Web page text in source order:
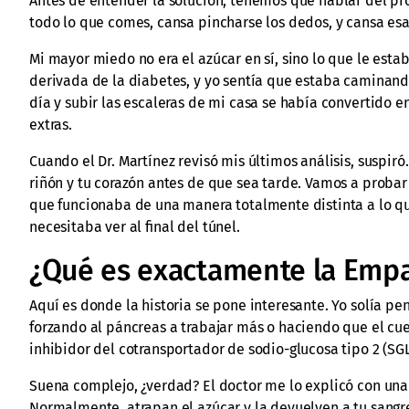
todo lo que comes, cansa pincharse los dedos, y cansa
Mi mayor miedo no era el azúcar en sí, sino lo que le
derivada de la diabetes, y yo sentía que estaba
día y subir las escaleras de mi casa se había convertido
extras.
Cuando el Dr. Martínez revisó mis últimos análisis,
riñón y tu corazón antes de que sea tarde. Vamos a
que funcionaba de una manera totalmente distinta a lo
necesitaba ver al final del túnel.
¿Qué es exactamente la
Aquí es donde la historia se pone interesante. Yo solía
forzando al páncreas a trabajar más o haciendo que el
inhibidor del cotransportador de sodio-glucosa tipo 2
Suena complejo, ¿verdad? El doctor me lo explicó con